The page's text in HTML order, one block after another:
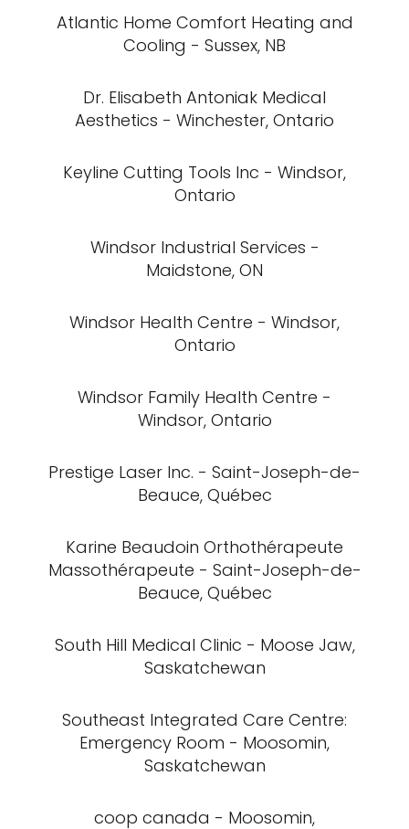
Atlantic Home Comfort Heating and
Cooling - Sussex, NB
Dr. Elisabeth Antoniak Medical
Aesthetics - Winchester, Ontario
Keyline Cutting Tools Inc - Windsor,
Ontario
Windsor Industrial Services -
Maidstone, ON
Windsor Health Centre - Windsor,
Ontario
Windsor Family Health Centre -
Windsor, Ontario
Prestige Laser Inc. - Saint-Joseph-de-
Beauce, Québec
Karine Beaudoin Orthothérapeute
Massothérapeute - Saint-Joseph-de-
Beauce, Québec
South Hill Medical Clinic - Moose Jaw,
Saskatchewan
Southeast Integrated Care Centre:
Emergency Room - Moosomin,
Saskatchewan
coop canada - Moosomin,